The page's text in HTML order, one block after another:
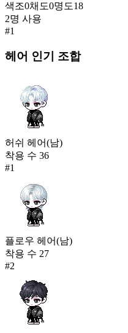
사랑의 메신쥐 한벌옷
606
이슬 새랑(여)
에오스 토이 컬렉터(여)
홀리 세라핌(여)
599
고요한 영혼(여)
블루 삼각 수영복(남)
597
색조0채도0명도18
2명 사용
#1
헤어 인기 조합
허쉬 헤어(남)
착용 수 36
#1
플로우 헤어(남)
착용 수 27
#2